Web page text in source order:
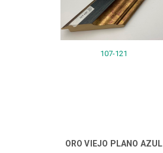
107-121
ORO VIEJO PLANO AZUL